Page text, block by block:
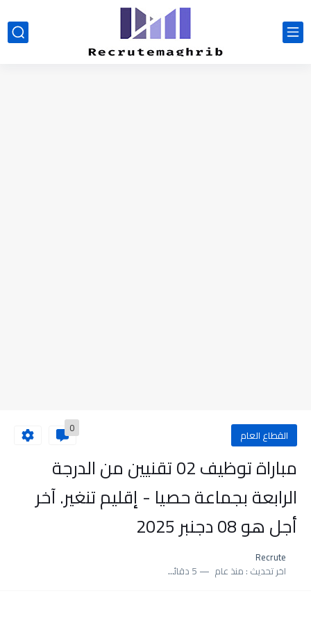
القطاع العام 0
مباراة توظيف 02 تقنيين من الدرجة
الرابعة بجماعة حصيا - إقليم تنغير. آخر
أجل هو 08 دجنبر 2025
Recrute
اخر تحديث : منذ عام 5 دقائق للقراءة